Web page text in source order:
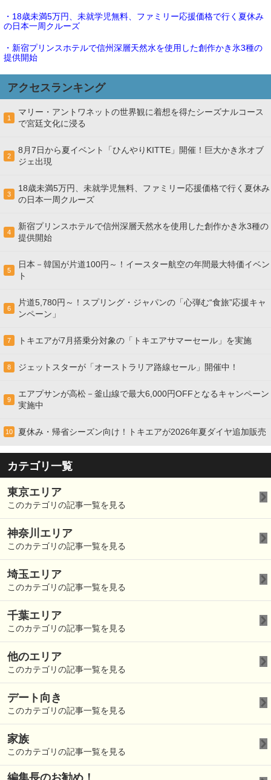
・18歳未満5万円、未就学児無料、ファミリー応援価格で行く夏休み
の日本一周クルーズ
・新宿プリンスホテルで信州深層天然水を使用した創作かき氷3種の
提供開始
アクセスランキング
1
マリー・アントワネットの世界観に着想を得たシーズナルコース
で宮廷文化に浸る
2
8月7日から夏イベント「ひんやりKITTE」開催！巨大かき氷オブ
ジェ出現
3
18歳未満5万円、未就学児無料、ファミリー応援価格で行く夏休み
の日本一周クルーズ
4
新宿プリンスホテルで信州深層天然水を使用した創作かき氷3種の
提供開始
5
日本－韓国が片道100円～！イースター航空の年間最大特価イベン
ト
6
片道5,780円～！スプリング・ジャパンの「心弾む“食旅”応援キャ
ンペーン」
7 トキエアが7月搭乗分対象の「トキエアサマーセール」を実施
8 ジェットスターが「オーストラリア路線セール」開催中！
9
エアプサンが高松－釜山線で最大6,000円OFFとなるキャンペーン
実施中
10 夏休み・帰省シーズン向け！トキエアが2026年夏ダイヤ追加販売
カテゴリ一覧
東京エリア
このカテゴリの記事一覧を見る
神奈川エリア
このカテゴリの記事一覧を見る
埼玉エリア
このカテゴリの記事一覧を見る
千葉エリア
このカテゴリの記事一覧を見る
他のエリア
このカテゴリの記事一覧を見る
デート向き
このカテゴリの記事一覧を見る
家族
このカテゴリの記事一覧を見る
編集長のお勧め！